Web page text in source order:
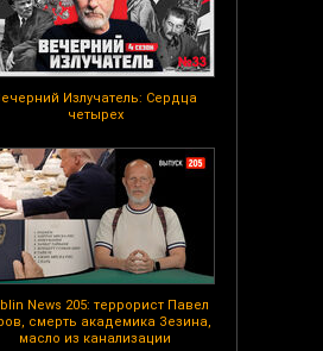
Излучатель: Сердца
четырех
News 205: террорист Павел
смерть академика Зезина,
масло из канализации